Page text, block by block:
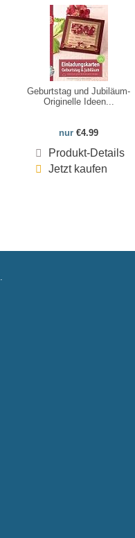
Geburtstag und Jubiläum-
Originelle Ideen...
nur €4.99
Produkt-Details
Jetzt kaufen